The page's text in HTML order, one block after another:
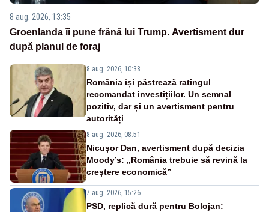
8 aug. 2026, 13:35
Groenlanda îi pune frână lui Trump. Avertisment dur
după planul de foraj
8 aug. 2026, 10:38
România își păstrează ratingul
recomandat investițiilor. Un semnal
pozitiv, dar și un avertisment pentru
autorități
8 aug. 2026, 08:51
Nicușor Dan, avertisment după decizia
Moody’s: „România trebuie să revină la
creștere economică”
7 aug. 2026, 15:26
PSD, replică dură pentru Bolojan: